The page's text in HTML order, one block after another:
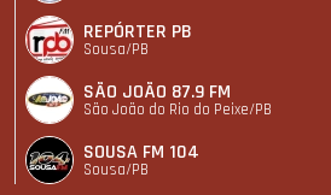
REPÓRTER PB
Sousa/PB
SÃO JOÃO 87.9 FM
São João do Rio do Peixe/PB
SOUSA FM 104
Sousa/PB